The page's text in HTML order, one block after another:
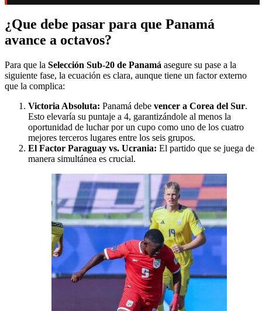
¿Que debe pasar para que Panamá
avance a octavos?
Para que la Selección Sub-20 de Panamá asegure su pase a la
siguiente fase, la ecuación es clara, aunque tiene un factor externo
que la complica:
Victoria Absoluta: Panamá debe vencer a Corea del Sur.
Esto elevaría su puntaje a 4, garantizándole al menos la
oportunidad de luchar por un cupo como uno de los cuatro
mejores terceros lugares entre los seis grupos.
El Factor Paraguay vs. Ucrania: El partido que se juega de
manera simultánea es crucial.